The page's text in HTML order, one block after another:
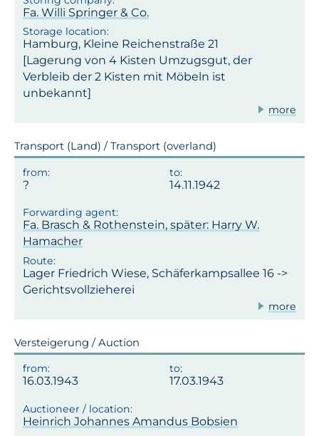
Fa. Willi Springer & Co.
Hamburg, Kleine Reichenstraße 21
[Lagerung von 4 Kisten Umzugsgut, der
Verbleib der 2 Kisten mit Möbeln ist
unbekannt]
more
Transport (Land) / Transport (overland)
14.11.1942
Fa. Brasch & Rothenstein, später: Harry W.
Hamacher
Lager Friedrich Wiese, Schäferkampsallee 16 ->
Gerichtsvollzieherei
more
Versteigerung / Auction
16.03.1943 17.03.1943
Heinrich Johannes Amandus Bobsien